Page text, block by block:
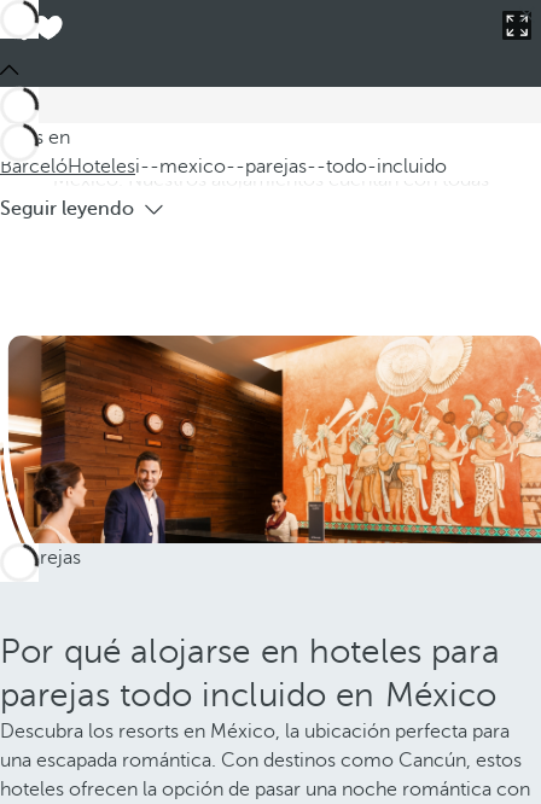
Estás en
BarcelóHotelesi--mexico--parejas--todo-incluido
Barceló
incluido
¿Está pensando en un fin de semana romántico? Le invitamos
a descubrir nuestros hoteles para parejas todo incluido en
México. Nuestros alojamientos cuentan con todas
Seguir leyendo
Por qué alojarse en hoteles para
parejas todo incluido en México
Descubra los resorts en México, la ubicación perfecta para
una escapada romántica. Con destinos como Cancún, estos
hoteles ofrecen la opción de pasar una noche romántica con